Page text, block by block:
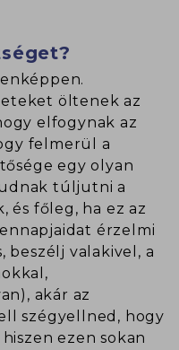
öltenek az
elfogynak az
felmerül a
egy olyan
túljutni a
és főleg, ha ez az
érzelmi
beszélj valakivel, a
akár az
szégyellned, hogy
ezen sokan